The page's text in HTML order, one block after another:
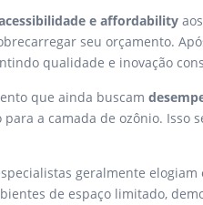
e affordability
seu orçamento.
qualidade e inovação
que ainda buscam
para a camada de ozônio. Isso
geralmente elogiam
de espaço limitado,